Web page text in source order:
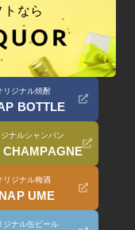
なら
リジナル焼酎
BOTTLE
ナルシャンパン
CHAMPAGNE
リジナル梅酒
UME
ジナル缶ビール